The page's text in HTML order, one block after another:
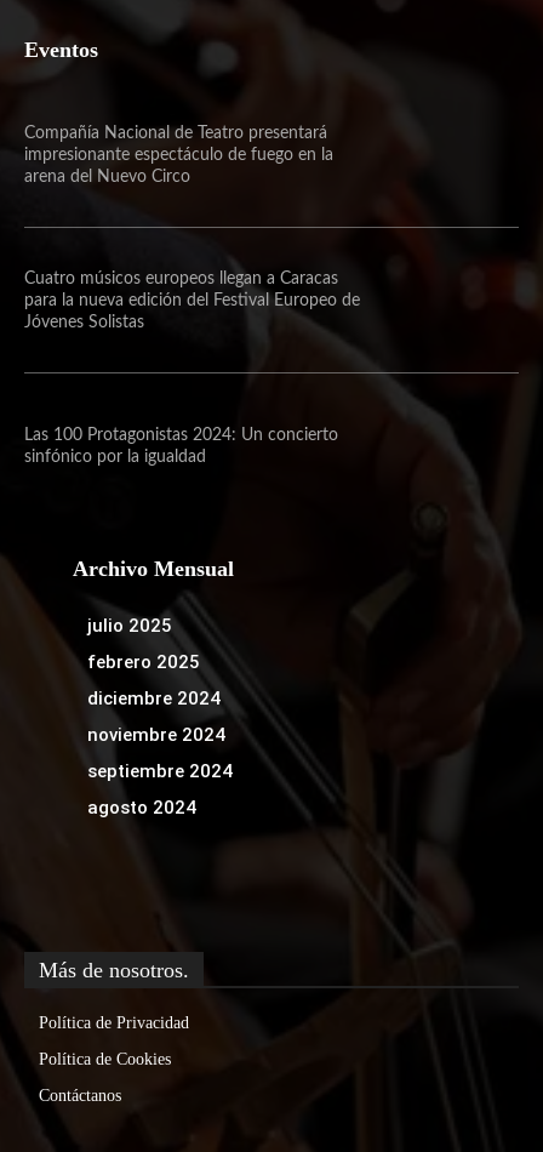
Eventos
Compañía Nacional de Teatro presentará
impresionante espectáculo de fuego en la
arena del Nuevo Circo
Cuatro músicos europeos llegan a Caracas
para la nueva edición del Festival Europeo de
Jóvenes Solistas
Las 100 Protagonistas 2024: Un concierto
sinfónico por la igualdad
Archivo Mensual
julio 2025
febrero 2025
diciembre 2024
noviembre 2024
septiembre 2024
agosto 2024
Más de nosotros.
Política de Privacidad
Política de Cookies
Contáctanos